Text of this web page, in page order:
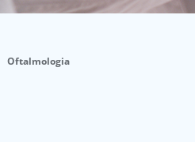
Oftalmologia